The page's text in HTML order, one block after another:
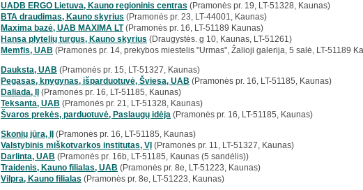
UADB ERGO Lietuva, Kauno regioninis centras (Pramonės pr. 19, LT-51328, Kaunas)
BTA draudimas, Kauno skyrius (Pramonės pr. 23, LT-44001, Kaunas)
Maxima bazė, UAB MAXIMA LT(Pramonės pr. 16, LT-51189 Kaunas)
Hansa plytelių turgus, Kauno skyrius (Draugystės. g 10, Kaunas, LT-51261)
Memfis, UAB (Pramonės pr. 14, prekybos miestelis "Urmas", Žalioji galerija, 5 salė, LT-51189
Dauksta, UAB (Pramonės pr. 15, LT-51327, Kaunas)
Pegasas, knygynas, išparduotuvė, Šviesa, UAB (Pramonės pr. 16, LT-51185, Kaunas)
Daliada, IĮ
(Pramonės pr. 16, LT-51185, Kaunas)
Teksanta, UAB (Pramonės pr. 21, LT-51328, Kaunas)
Švaros prekės, parduotuvė, Paslaugų idėja (Pramonės pr. 16, LT-51185, Kaunas)
Skonių jūra, IĮ
(Pramonės pr. 16, LT-51185, Kaunas)
Valstybinis miškotvarkos institutas, VĮ (Pramonės pr. 11, LT-51327, Kaunas)
Darlinta, UAB (Pramonės pr. 16b, LT-51185, Kaunas (5 sandėlis))
Traidenis, Kauno filialas, UAB (Pramonės pr. 8e, LT-51223, Kaunas)
Vilpra, Kauno filialas (Pramonės pr. 8e, LT-51223, Kaunas)